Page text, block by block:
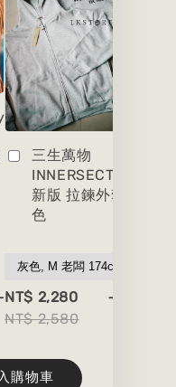
三生萬物
INNERSECT 2026
新版 拉鍊外套 灰
色
NT$ 2,280
NT$ 2,580
-
購物車